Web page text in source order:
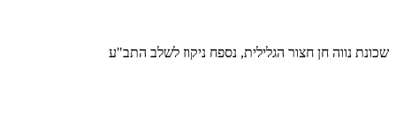
שכונת נווה חן חצור הגלילית, נספח ניקוז לשלב התב"ע